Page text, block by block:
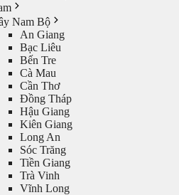
Nam Bộ
An Giang
Bạc Liêu
Bến Tre
Cà Mau
Cần Thơ
Đồng Tháp
Hậu Giang
Kiên Giang
Long An
Sóc Trăng
Tiền Giang
Trà Vinh
Vĩnh Long